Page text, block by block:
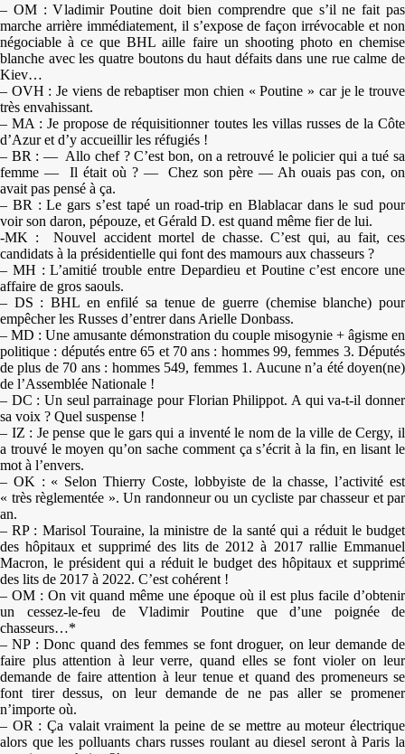
– OM : Vladimir Poutine doit bien comprendre que s’il ne fait pas
marche arrière immédiatement, il s’expose de façon irrévocable et non
négociable à ce que BHL aille faire un shooting photo en chemise
blanche avec les quatre boutons du haut défaits dans une rue calme de
Kiev…
– OVH : Je viens de rebaptiser mon chien « Poutine » car je le trouve
très envahissant.
– MA : Je propose de réquisitionner toutes les villas russes de la Côte
d’Azur et d’y accueillir les réfugiés !
– BR : — Allo chef ? C’est bon, on a retrouvé le policier qui a tué sa
femme — Il était où ? — Chez son père — Ah ouais pas con, on
avait pas pensé à ça.
– BR : Le gars s’est tapé un road-trip en Blablacar dans le sud pour
voir son daron, pépouze, et Gérald D. est quand même fier de lui.
-MK : Nouvel accident mortel de chasse. C’est qui, au fait, ces
candidats à la présidentielle qui font des mamours aux chasseurs ?
– MH : L’amitié trouble entre Depardieu et Poutine c’est encore une
affaire de gros saouls.
– DS : BHL en enfilé sa tenue de guerre (chemise blanche) pour
empêcher les Russes d’entrer dans Arielle Donbass.
– MD : Une amusante démonstration du couple misogynie + âgisme en
politique : députés entre 65 et 70 ans : hommes 99, femmes 3. Députés
de plus de 70 ans : hommes 549, femmes 1. Aucune n’a été doyen(ne)
de l’Assemblée Nationale !
– DC : Un seul parrainage pour Florian Philippot. A qui va-t-il donner
sa voix ? Quel suspense !
– IZ : Je pense que le gars qui a inventé le nom de la ville de Cergy, il
a trouvé le moyen qu’on sache comment ça s’écrit à la fin, en lisant le
mot à l’envers.
– OK : « Selon Thierry Coste, lobbyiste de la chasse, l’activité est
« très règlementée ». Un randonneur ou un cycliste par chasseur et par
an.
– RP : Marisol Touraine, la ministre de la santé qui a réduit le budget
des hôpitaux et supprimé des lits de 2012 à 2017 rallie Emmanuel
Macron, le président qui a réduit le budget des hôpitaux et supprimé
des lits de 2017 à 2022. C’est cohérent !
– OM : On vit quand même une époque où il est plus facile d’obtenir
un cessez-le-feu de Vladimir Poutine que d’une poignée de
chasseurs…*
– NP : Donc quand des femmes se font droguer, on leur demande de
faire plus attention à leur verre, quand elles se font violer on leur
demande de faire attention à leur tenue et quand des promeneurs se
font tirer dessus, on leur demande de ne pas aller se promener
n’importe où.
– OR : Ça valait vraiment la peine de se mettre au moteur électrique
alors que les polluants chars russes roulant au diesel seront à Paris la